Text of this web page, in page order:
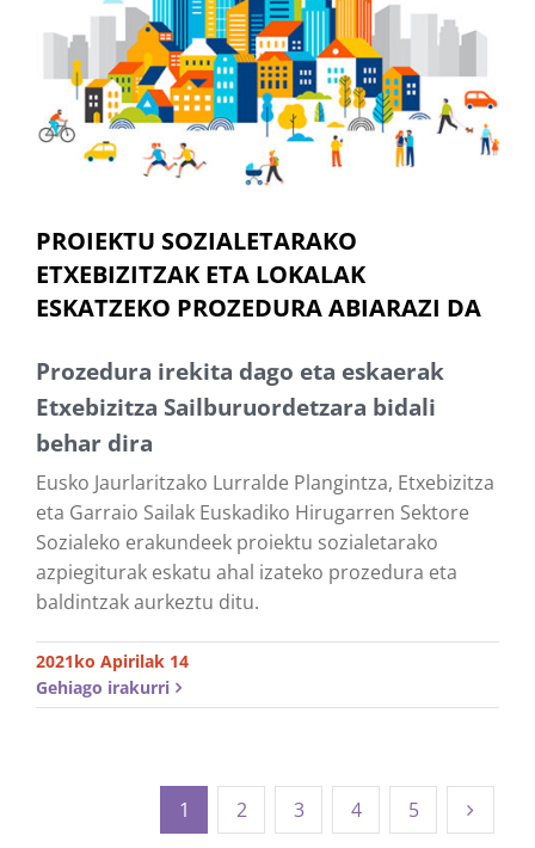
PROIEKTU SOZIALETARAKO
ETXEBIZITZAK ETA LOKALAK
ESKATZEKO PROZEDURA ABIARAZI DA
Prozedura irekita dago eta eskaerak
Etxebizitza Sailburuordetzara bidali
behar dira
Eusko Jaurlaritzako Lurralde Plangintza, Etxebizitza
eta Garraio Sailak Euskadiko Hirugarren Sektore
Sozialeko erakundeek proiektu sozialetarako
azpiegiturak eskatu ahal izateko prozedura eta
baldintzak aurkeztu ditu.
2021ko Apirilak 14
Gehiago irakurri
1 2 3 4 5